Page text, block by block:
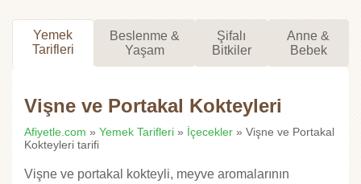
Yemek
Tarifleri
Beslenme &
Yaşam
Şifalı
Bitkiler
Anne &
Bebek
Vişne ve Portakal Kokteyleri
Afiyetle.com » Yemek Tarifleri » İçecekler » Vişne ve Portakal
Kokteyleri tarifi
Vişne ve portakal kokteyli, meyve aromalarının